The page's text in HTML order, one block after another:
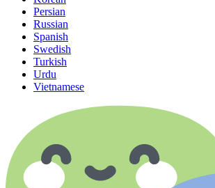
Persian
Russian
Spanish
Swedish
Turkish
Urdu
Vietnamese